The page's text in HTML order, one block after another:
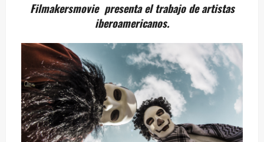
Filmakersmovie presenta el trabajo de artistas
iberoamericanos.